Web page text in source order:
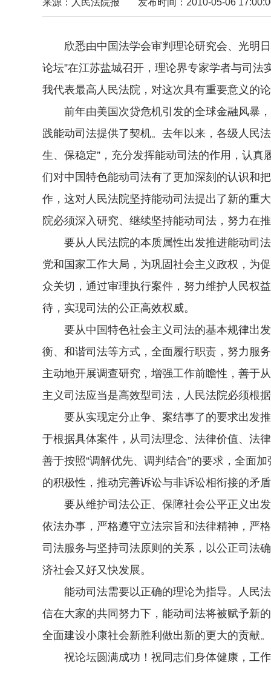
来源：人民法院报 发布时间：2010-05-06
欣悉由中国法学会审判理论研究会、光明日
论坛”在江苏盐城召开，理论界专家学者与司
我代表最高人民法院，对这次具有重要意义的
前年由美国次贷危机引发的全球金融风暴，
践能动司法提供了契机。去年以来，各级人民
生、保稳定”，充分发挥能动司法的作用，认
们对中国特色能动司法有了更加深刻的认识和
作，这对人民法院坚持能动司法提出了新的重
院必须深入研究、继续坚持能动司法，努力在
要从人民法院的本质属性出发推进能动司法
党和国家工作大局，为巩固社会主义政权，为
众关切，通过审理执行案件，努力维护人民权
待，实现司法的公正高效权威。
要从中国特色社会主义司法的基本规律出发
衡、和谐司法等方式，全面履行职责，努力服
主动地开展调查研究，增强工作前瞻性，善于
主义司法应当是高效型司法，人民法院必须根
要从实现定分止争、案结事了的要求出发推
于根据具体案件，从司法理念、法律价值、法
善于按照“调解优先、调判结合”的要求，全面
的积极性，推动完善诉讼与非诉讼相衔接的矛
要从维护司法公正、保障社会公平正义出发
依法办事，严格遵守立法宗旨和法律精神，严
司法服务与坚持司法原则的关系，以公正司法
济社会又好又快发展。
能动司法需要以正确的理论为指导。人民法
信在大家的共同努力下，能动司法将被赋予新
全面建设小康社会新胜利做出新的更大的贡献。
祝论坛圆满成功！祝同志们身体健康，工